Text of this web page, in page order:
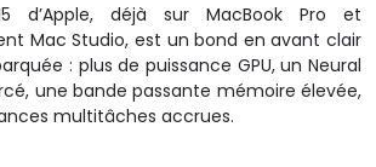
d’Apple, déjà sur MacBook Pro et
Mac Studio, est un bond en avant clair
: plus de puissance GPU, un Neural
une bande passante mémoire élevée,
multitâches accrues.